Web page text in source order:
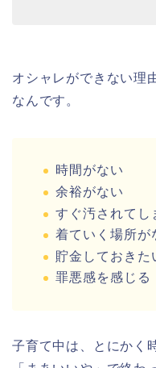
オシャレができない理
なんです。
時間がない
余裕がない
すぐ汚されてし
着ていく場所が
貯金しておきた
罪悪感を感じる
子育て中は、とにかく